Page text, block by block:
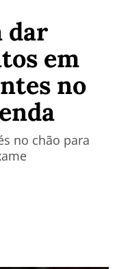
dar
em
no
no chão para